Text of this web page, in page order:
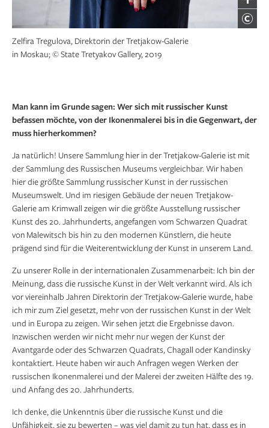
Zelfira Tregulova, Direktorin der Tretjakow-Galerie
in Moskau; © State Tretyakov Gallery, 2019
Man kann im Grunde sagen: Wer sich mit russischer Kunst
befassen möchte, von der Ikonenmalerei bis in die Gegenwart, der
muss hierherkommen?
Ja natürlich! Unsere Sammlung hier in der Tretjakow-Galerie ist mit
der Sammlung des Russischen Museums vergleichbar. Wir haben
hier die größte Sammlung russischer Kunst in der russischen
Museumswelt. Und im riesigen Gebäude der neuen Tretjakow-
Galerie am Krimwall zeigen wir die größte Ausstellung russischer
Kunst des 20. Jahrhunderts, angefangen vom Schwarzen Quadrat
von Malewitsch bis hin zu den modernen Künstlern, die heute
prägend sind für die Weiterentwicklung der Kunst in unserem Land.
Zu unserer Rolle in der internatio­nalen Zusammenarbeit: Ich bin der
Meinung, dass die russische Kunst in der Welt verkannt wird. Als ich
vor viereinhalb Jahren Direktorin der Tretjakow-Galerie wurde, habe
ich mir zum Ziel gesetzt, mehr von der russischen Kunst in der Welt
und in Europa zu zeigen. Wir sehen jetzt die Ergebnisse davon.
Inzwischen werden wir nicht mehr nur wegen der Kunst der
Avantgarde oder des Schwarzen Quadrats, Chagall oder Kandinsky
kontaktiert. Heute haben wir auch Anfragen wegen Werken der
russischen Ikonenmalerei und der Malerei der zweiten Hälfte des 19.
und Anfang des 20. Jahrhunderts.
Ich denke, die Unkenntnis über die russische Kunst und die
Unfähigkeit, sie zu bewerten – was viel damit zu tun hat, dass es in